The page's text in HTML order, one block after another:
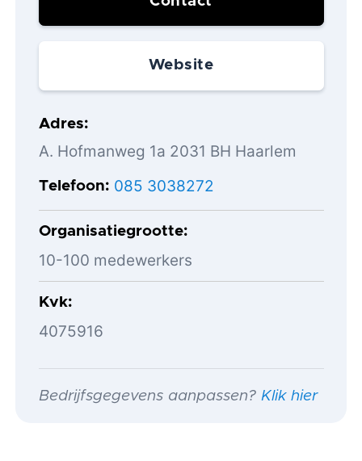
Website
Adres
A. Hofmanweg 1a 2031 BH Haarlem
Telefoon 085 3038272
Organisatiegrootte
10-100 medewerkers
Kvk
4075916
Bedrijfsgegevens aanpassen? Klik hier